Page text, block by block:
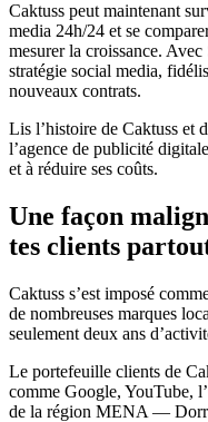
Caktuss peut maintenant
media 24h/24 et se
mesurer la croissance.
stratégie social media,
nouveaux contrats.
Lis l’histoire de Caktuss et
l’agence de publicité
et à réduire ses coûts.
Une façon
tes clients
Caktuss s’est imposé
de nombreuses marques
seulement deux ans
Le portefeuille clients de
comme Google, YouTube,
de la région MENA —